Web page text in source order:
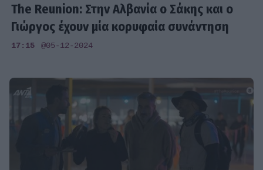
The Reunion: Στην Αλβανία ο Σάκης και ο
Γιώργος έχουν μία κορυφαία συνάντηση
17:15 @05-12-2024